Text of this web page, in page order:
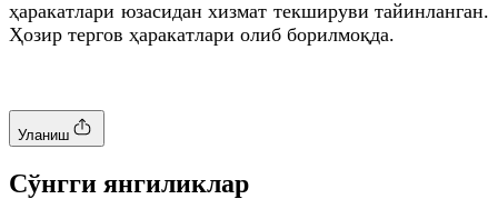
ҳаракатлари юзасидан хизмат текшируви тайинланган.
Ҳозир тергов ҳаракатлари олиб борилмоқда.
Уланиш
Cўнгги янгиликлар